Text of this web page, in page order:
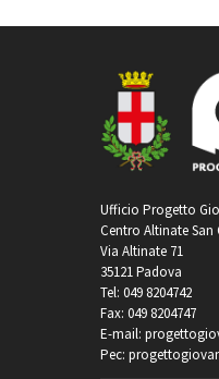
Ufficio Progetto
Centro Altinate San
Via Altinate 71
35121 Padova
Tel: 049 8204742
Fax: 049 8204747
E-mail:
Pec: